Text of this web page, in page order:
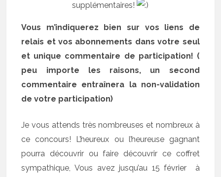
supplémentaires!
Vous m’indiquerez bien sur vos liens de
relais et vos abonnements dans votre seul
et unique commentaire de participation! (
peu importe les raisons, un second
commentaire entraînera la non-validation
de votre participation)
Je vous attends très nombreuses et nombreux à
ce concours! L’heureux ou l’heureuse gagnant
pourra découvrir ou faire découvrir ce coffret
sympathique, Vous avez jusqu’au 15 février à